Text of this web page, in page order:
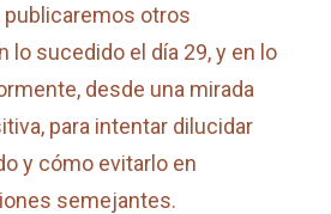
publicaremos otros
lo sucedido el día 29, y en lo
desde una mirada
para intentar dilucidar
y cómo evitarlo en
semejantes.